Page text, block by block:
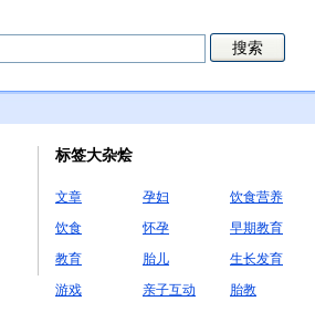
标签大杂烩
文章 孕妇
饮食营养
饮食
怀孕
早期教育
教育
胎儿
生长发育
游戏
亲子互动
胎教